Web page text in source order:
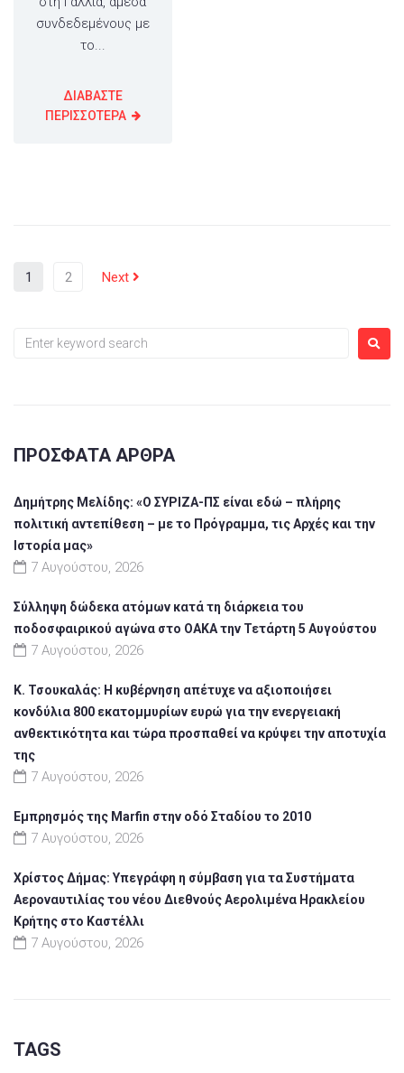
συνδεδεμένους με
το...
ΔΙΑΒΑΣΤΕ
ΠΕΡΙΣΣΟΤΕΡΑ
1 2 Next
ΠΡΌΣΦΑΤΑ ΆΡΘΡΑ
Δημήτρης Μελίδης: «Ο ΣΥΡΙΖΑ-ΠΣ είναι εδώ – πλήρης
πολιτική αντεπίθεση – με το Πρόγραμμα, τις Αρχές και την
Ιστορία μας»
7 Αυγούστου, 2026
Σύλληψη δώδεκα ατόμων κατά τη διάρκεια του
ποδοσφαιρικού αγώνα στο ΟΑΚΑ την Τετάρτη 5 Αυγούστου
7 Αυγούστου, 2026
Κ. Τσουκαλάς: Η κυβέρνηση απέτυχε να αξιοποιήσει
κονδύλια 800 εκατομμυρίων ευρώ για την ενεργειακή
ανθεκτικότητα και τώρα προσπαθεί να κρύψει την αποτυχία
της
7 Αυγούστου, 2026
Εμπρησμός της Marfin στην οδό Σταδίου το 2010
7 Αυγούστου, 2026
Χρίστος Δήμας: Υπεγράφη η σύμβαση για τα Συστήματα
Αεροναυτιλίας του νέου Διεθνούς Αερολιμένα Ηρακλείου
Κρήτης στο Καστέλλι
7 Αυγούστου, 2026
TAGS